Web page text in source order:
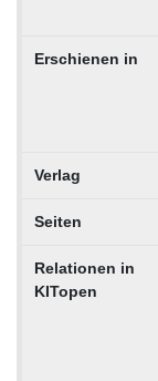
Erschienen in
Verlag
Seiten
Relationen in
KITopen